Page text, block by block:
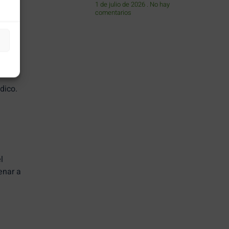
a
1 de julio de 2026 No hay
comentarios